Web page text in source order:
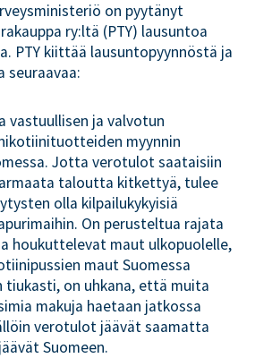
on pyytänyt
ry:ltä (PTY) lausuntoa
PTY kiittää lausuntopyynnöstä ja
seuraavaa:
vastuullisen ja valvotun
myynnin
Jotta verotulot saataisiin
taloutta kitkettyä, tulee
olla kilpailukykyisiä
On perusteltua rajata
houkuttelevat maut ulkopuolelle,
maut Suomessa
tiukasti, on uhkana, että muita
makuja haetaan jatkossa
verotulot jäävät saamatta
Suomeen.